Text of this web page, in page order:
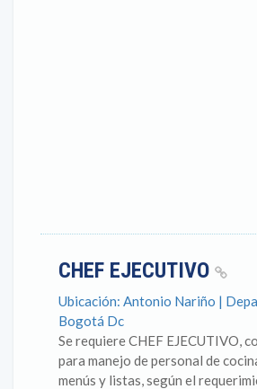
CHEF EJECUTIVO
Ubicación: Antonio Nariño |
Bogotá Dc
Se requiere CHEF EJECUTIVO,
para manejo de personal de
menús y listas, según el